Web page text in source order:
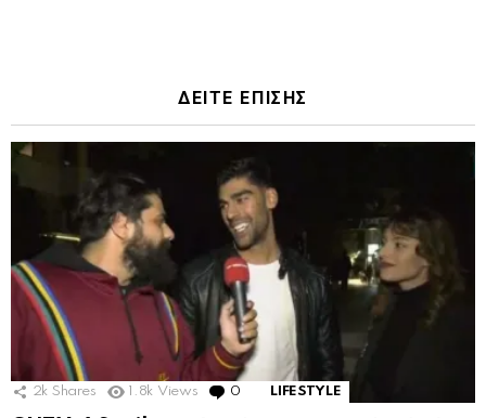
ΔΕΙΤΕ ΕΠΙΣΗΣ
2k Shares 1.8k Views 0 Comments
LIFESTYLE